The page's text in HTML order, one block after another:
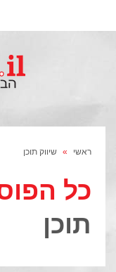
ראשי » שיווק תוכן
כל
תוכן